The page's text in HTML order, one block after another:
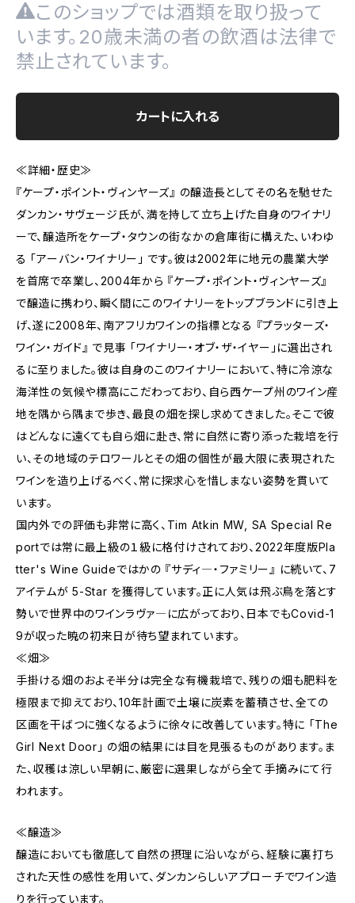
このショップでは酒類を取り扱って
います。20歳未満の者の飲酒は法律で
禁止されています。
カートに入れる
≪詳細・歴史≫
『ケープ・ポイント・ヴィンヤーズ』 の醸造長としてその名を馳せた
ダンカン・サヴェージ氏が、満を持して立ち上げた自身のワイナリ
ーで、醸造所をケープ・タウンの街なかの倉庫街に構えた、いわゆ
る 「アーバン・ワイナリー」 です。彼は2002年に地元の農業大学
を首席で卒業し、2004年から 『ケープ・ポイント・ヴィンヤーズ』
で醸造に携わり、瞬く間にこのワイナリーをトップブランドに引き上
げ、遂に2008年、南アフリカワインの指標となる 『プラッターズ・
ワイン・ガイド』 で見事 「ワイナリー・オブ・ザ・イヤー」に選出され
るに至りました。彼は自身のこのワイナリーにおいて、特に冷涼な
海洋性の気候や標高にこだわっており、自ら西ケープ州のワイン産
地を隅から隅まで歩き、最良の畑を探し求めてきました。そこで彼
はどんなに遠くても自ら畑に赴き、常に自然に寄り添った栽培を行
い、その地域のテロワールとその畑の個性が最大限に表現された
ワインを造り上げるべく、常に探求心を惜しまない姿勢を貫いて
います。
国内外での評価も非常に高く、Tim Atkin MW, SA Special Re
portでは常に最上級の１級に格付けされており、2022年度版Pla
tter's Wine Guideではかの 『サディ―・ファミリー』 に続いて、7
アイテムが 5-Star を獲得しています。正に人気は飛ぶ鳥を落とす
勢いで世界中のワインラヴァ―に広がっており、日本でもCovid-1
9が収った暁の初来日が待ち望まれています。
≪畑≫
手掛ける畑のおよそ半分は完全な有機栽培で、残りの畑も肥料を
極限まで抑えており、10年計画で土壌に炭素を蓄積させ、全ての
区画を干ばつに強くなるように徐々に改善しています。特に 「The
Girl Next Door」 の畑の結果には目を見張るものがあります。ま
た、収穫は涼しい早朝に、厳密に選果しながら全て手摘みにて行
われます。
≪醸造≫
醸造においても徹底して自然の摂理に沿いながら、経験に裏打ち
された天性の感性を用いて、ダンカンらしいアプローチでワイン造
りを行っています。